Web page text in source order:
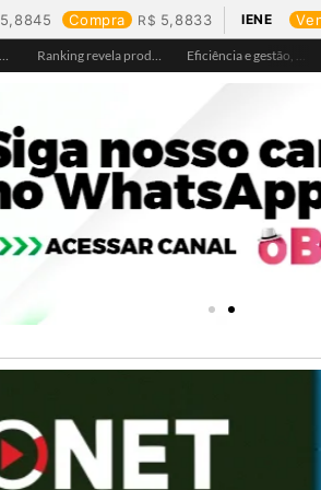
5,8845 Compra 5,8833 IENE
Ranking revela produtos mais comprados em cada estado e aponta drone como destaque em Rondônia Eficiência e gestão, Buritis se torna referência em controle de perdas de água